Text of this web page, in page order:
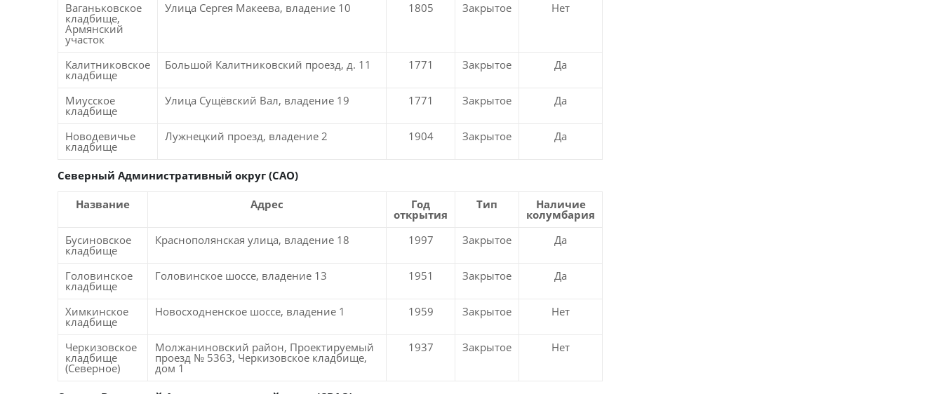
Ваганьковское
кладбище,
Армянский
участок
Улица Сергея Макеева, владение 10 1805 Закрытое Нет
Калитниковское
кладбище
Большой Калитниковский проезд, д. 11 1771 Закрытое Да
Миусское
кладбище
Улица Сущёвский Вал, владение 19 1771 Закрытое Да
Новодевичье
кладбище
Лужнецкий проезд, владение 2 1904 Закрытое Да
Северный Административный округ (САО)
Название Адрес Год
открытия
Тип Наличие
колумбария
Бусиновское
кладбище
Краснополянская улица, владение 18 1997 Закрытое Да
Головинское
кладбище
Головинское шоссе, владение 13 1951 Закрытое Да
Химкинское
кладбище
Новосходненское шоссе, владение 1 1959 Закрытое Нет
Черкизовское
кладбище
(Северное)
Молжаниновский район, Проектируемый
проезд № 5363, Черкизовское кладбище,
дом 1
1937 Закрытое Нет